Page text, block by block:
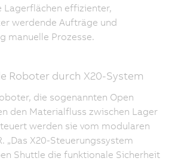
effizienter,
werdende Aufträge und
manuelle Prozesse.
Roboter durch X20-System
die sogenannten Open
den Materialfluss zwischen Lager
werden sie vom modularen
„Das X20-Steuerungssystem
Shuttle die funktionale Sicherheit